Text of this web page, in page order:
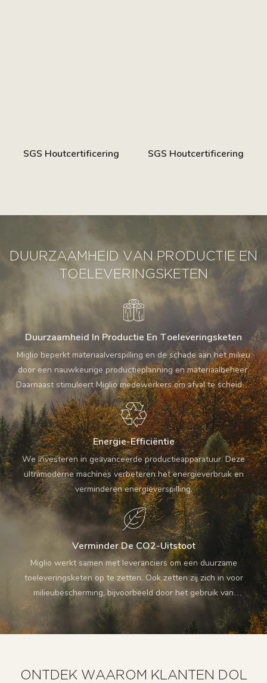
SGS Houtcertificering SGS Houtcertificering
DUURZAAMHEID VAN PRODUCTIE EN
TOELEVERINGSKETEN
Duurzaamheid In Productie En Toeleveringsketen
Miglio beperkt materiaalverspilling en de schade aan het milieu
door een nauwkeurige productieplanning en materiaalbeheer.
Daarnaast stimuleert Miglio medewerkers om afval te scheiden
en te recyclen.
Energie-Efficiëntie
We investeren in geavanceerde productieapparatuur. Deze
ultramoderne machines verbeteren het energieverbruik en
verminderen energieverspilling.
Verminder De CO2-Uitstoot
Miglio werkt samen met leveranciers om een ​​duurzame
toeleveringsketen op te zetten. Ook zetten zij zich in voor
milieubescherming, bijvoorbeeld door het gebruik van
hernieuwbare energie, groene materialen, enzovoort.
Daarnaast optimaliseren we producttransportplannen om
afstand en tijd te verkorten en de CO2-uitstoot te
ONTDEK WAAROM KLANTEN DOL